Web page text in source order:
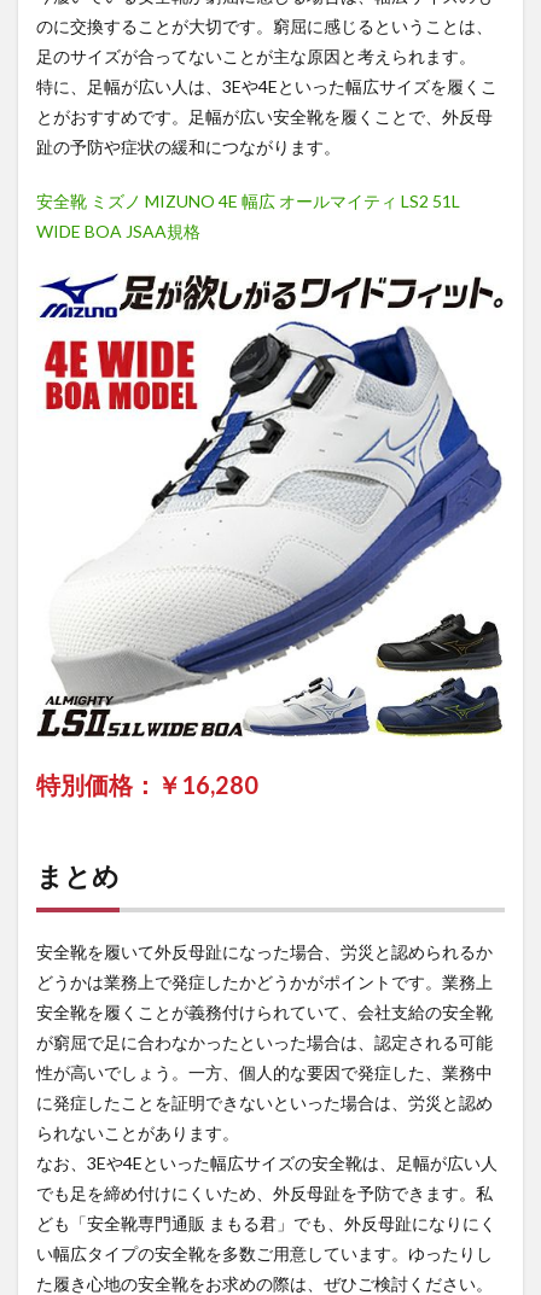
のに交換することが大切です。窮屈に感じるということは、
足のサイズが合ってないことが主な原因と考えられます。
特に、足幅が広い人は、3Eや4Eといった幅広サイズを履くこ
とがおすすめです。足幅が広い安全靴を履くことで、外反母
趾の予防や症状の緩和につながります。
安全靴 ミズノ MIZUNO 4E 幅広 オールマイティ LS2 51L
WIDE BOA JSAA規格
特別価格：￥ 16,280
まとめ
安全靴を履いて外反母趾になった場合、労災と認められるか
どうかは業務上で発症したかどうかがポイントです。業務上
安全靴を履くことが義務付けられていて、会社支給の安全靴
が窮屈で足に合わなかったといった場合は、認定される可能
性が高いでしょう。一方、個人的な要因で発症した、業務中
に発症したことを証明できないといった場合は、労災と認め
られないことがあります。
なお、3Eや4Eといった幅広サイズの安全靴は、足幅が広い人
でも足を締め付けにくいため、外反母趾を予防できます。私
ども「安全靴専門通販 まもる君」でも、外反母趾になりにく
い幅広タイプの安全靴を多数ご用意しています。ゆったりし
た履き心地の安全靴をお求めの際は、ぜひご検討ください。